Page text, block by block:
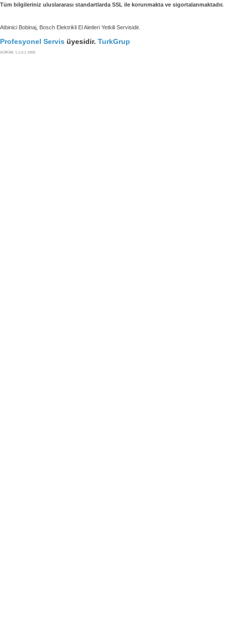
Tüm bilgileriniz uluslararası standartlarda SSL ile korunmakta ve sigortalanmaktadır.
Atbinici Bobinaj, Bosch Elektrikli El Aletleri Yetkili Servisidir.
Profesyonel Servis üyesidir. TurkGrup
SÜRÜM: 1.1.0.1 1000